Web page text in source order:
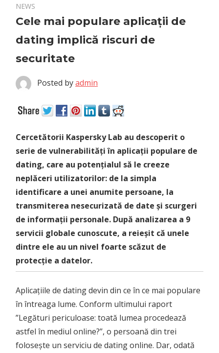
NEWS
Cele mai populare aplicații de
dating implică riscuri de
securitate
Posted byadmin
Cercetătorii Kaspersky Lab au descoperit o
serie de vulnerabilități în aplicații populare de
dating, care au potențialul să le creeze
neplăceri utilizatorilor: de la simpla
identificare a unei anumite persoane, la
transmiterea nesecurizată de date și scurgeri
de informații personale. După analizarea a 9
servicii globale cunoscute, a reieșit că unele
dintre ele au un nivel foarte scăzut de
protecție a datelor.
Aplicațiile de dating devin din ce în ce mai populare
în întreaga lume. Conform ultimului raport
”Legături periculoase: toată lumea procedează
astfel în mediul online?”, o persoană din trei
folosește un serviciu de dating online. Dar, odată